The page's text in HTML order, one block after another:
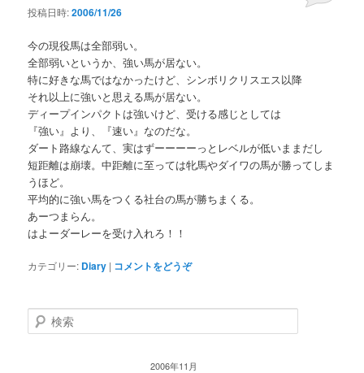
投稿日時:2006/11/26
今の現役馬は全部弱い。
全部弱いというか、強い馬が居ない。
特に好きな馬ではなかったけど、シンボリクリスエス以降
それ以上に強いと思える馬が居ない。
ディープインパクトは強いけど、受ける感じとしては
『強い』より、『速い』なのだな。
ダート路線なんて、実はずーーーーっとレベルが低いままだし
短距離は崩壊。中距離に至っては牝馬やダイワの馬が勝ってしま
うほど。
平均的に強い馬をつくる社台の馬が勝ちまくる。
あーつまらん。
はよーダーレーを受け入れろ！！
カテゴリー: Diary | コメントをどうぞ
検索
2006年11月